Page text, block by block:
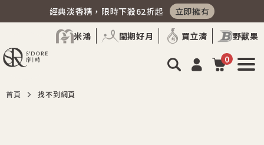
經典淡香精，限時下殺62折起 立即擁有
米鴻 閨期好月 買立清
野獸果
0
首頁 找不到網頁